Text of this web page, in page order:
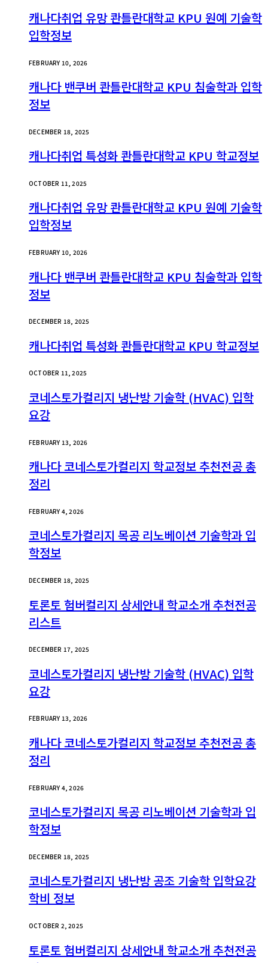
캐나다취업 유망 콴틀란대학교 KPU 원예 기술학
입학정보
FEBRUARY 10, 2026
캐나다 밴쿠버 콴틀란대학교 KPU 침술학과 입학
정보
DECEMBER 18, 2025
캐나다취업 특성화 콴틀란대학교 KPU 학교정보
OCTOBER 11, 2025
캐나다취업 유망 콴틀란대학교 KPU 원예 기술학
입학정보
FEBRUARY 10, 2026
캐나다 밴쿠버 콴틀란대학교 KPU 침술학과 입학
정보
DECEMBER 18, 2025
캐나다취업 특성화 콴틀란대학교 KPU 학교정보
OCTOBER 11, 2025
코네스토가컬리지 냉난방 기술학 (HVAC) 입학
요강
FEBRUARY 13, 2026
캐나다 코네스토가컬리지 학교정보 추천전공 총
정리
FEBRUARY 4, 2026
코네스토가컬리지 목공 리노베이션 기술학과 입
학정보
DECEMBER 18, 2025
토론토 험버컬리지 상세안내 학교소개 추천전공
리스트
DECEMBER 17, 2025
코네스토가컬리지 냉난방 기술학 (HVAC) 입학
요강
FEBRUARY 13, 2026
캐나다 코네스토가컬리지 학교정보 추천전공 총
정리
FEBRUARY 4, 2026
코네스토가컬리지 목공 리노베이션 기술학과 입
학정보
DECEMBER 18, 2025
코네스토가컬리지 냉난방 공조 기술학 입학요강
학비 정보
OCTOBER 2, 2025
토론토 험버컬리지 상세안내 학교소개 추천전공